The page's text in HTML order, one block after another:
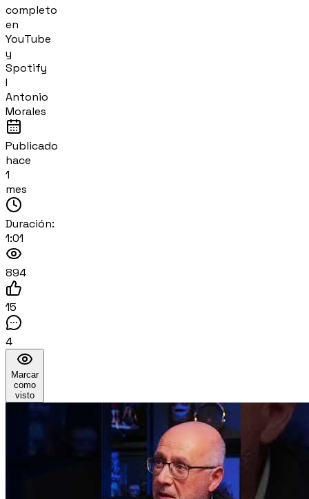
completo
en
YouTube
y
Spotify
I
Antonio
Morales
Publicado
hace
1
mes
Duración:
1:01
894
15
4
Marcar
como
visto